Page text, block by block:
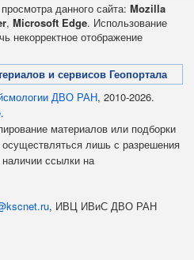
данного сайта: Mozilla
, Microsoft Edge. Использование
некорректное отображение
и сервисов Геопортала
ДВО РАН, 2010-2026.
.
материалов или подборки
лишь с разрешения
наличии ссылки на
, ИВЦ ИВиС ДВО РАН